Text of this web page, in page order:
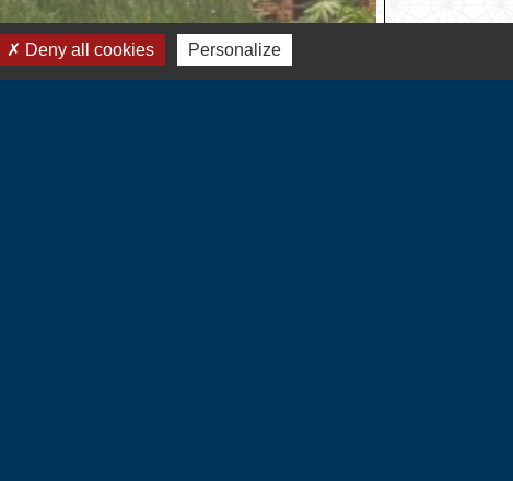
Deny all cookies Personalize